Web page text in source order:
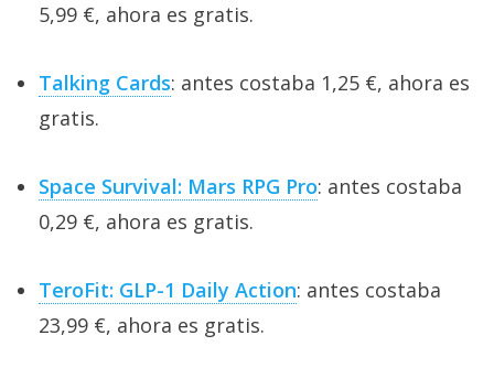
5,99 €, ahora es gratis.
Talking Cards: antes costaba 1,25 €, ahora es
gratis.
Space Survival: Mars RPG Pro: antes costaba
0,29 €, ahora es gratis.
TeroFit: GLP-1 Daily Action: antes costaba
23,99 €, ahora es gratis.